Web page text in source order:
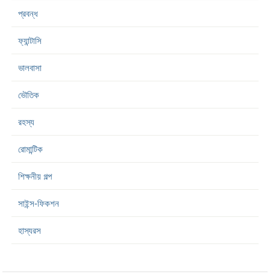
প্রবন্ধ
ফ্যান্টাসি
ভালবাসা
ভৌতিক
রহস্য
রোমান্টিক
শিক্ষনীয় গল্প
সাইন্স-ফিকশন
হাস্যরস